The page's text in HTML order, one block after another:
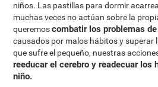
niños. Las pastillas para dormir
muchas veces no actúan sobre la
queremoscombatir los problemas
causados por malos hábitos y superar
que sufre el pequeño, nuestras
reeducar el cerebro y readecuar los
niño.